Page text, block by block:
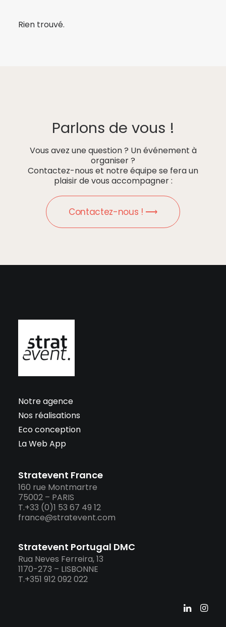
Rien trouvé.
Parlons de vous !
Vous avez une question ? Un événement à
organiser ?
Contactez-nous et notre équipe se fera un
plaisir de vous accompagner :
Contactez-nous ! ⟶
Notre agence
Nos réalisations
Eco conception
La Web App
Stratevent France
160 rue Montmartre
75002 – PARIS
T.+33 (0)1 53 67 49 12
france@stratevent.com
Stratevent Portugal DMC
Rua Neves Ferreira, 13
1170-273 – LISBONNE
T.+351 912 092 022